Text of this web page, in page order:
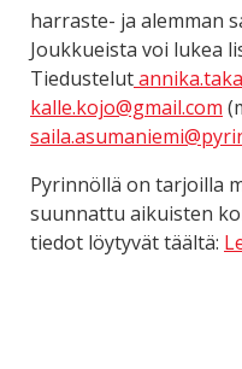
harraste- ja alemman
Joukkueista voi lukea
Tiedustelut
kalle.kojo@gmail.com
Pyrinnöllä on tarjoilla
suunnattu aikuisten
tiedot löytyvät täältä: